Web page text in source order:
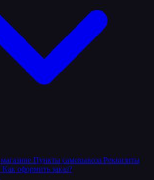
Пункты самовывоза Реквизиты
Как оформить заказ?